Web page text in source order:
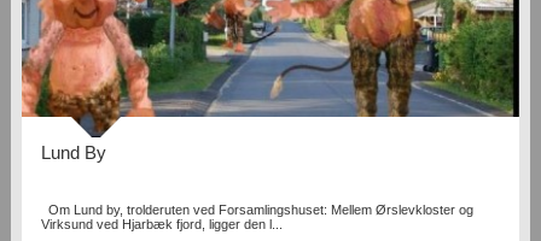
Lund By
Om Lund by, trolderuten ved Forsamlingshuset: Mellem Ørslevkloster og
Virksund ved Hjarbæk fjord, ligger den l...